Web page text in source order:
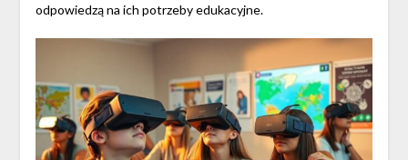
odpowiedzą na ich potrzeby edukacyjne.